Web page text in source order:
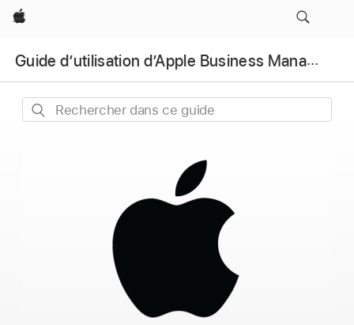
Apple
Guide d’utilisation d’Apple Business Manager
Rechercher